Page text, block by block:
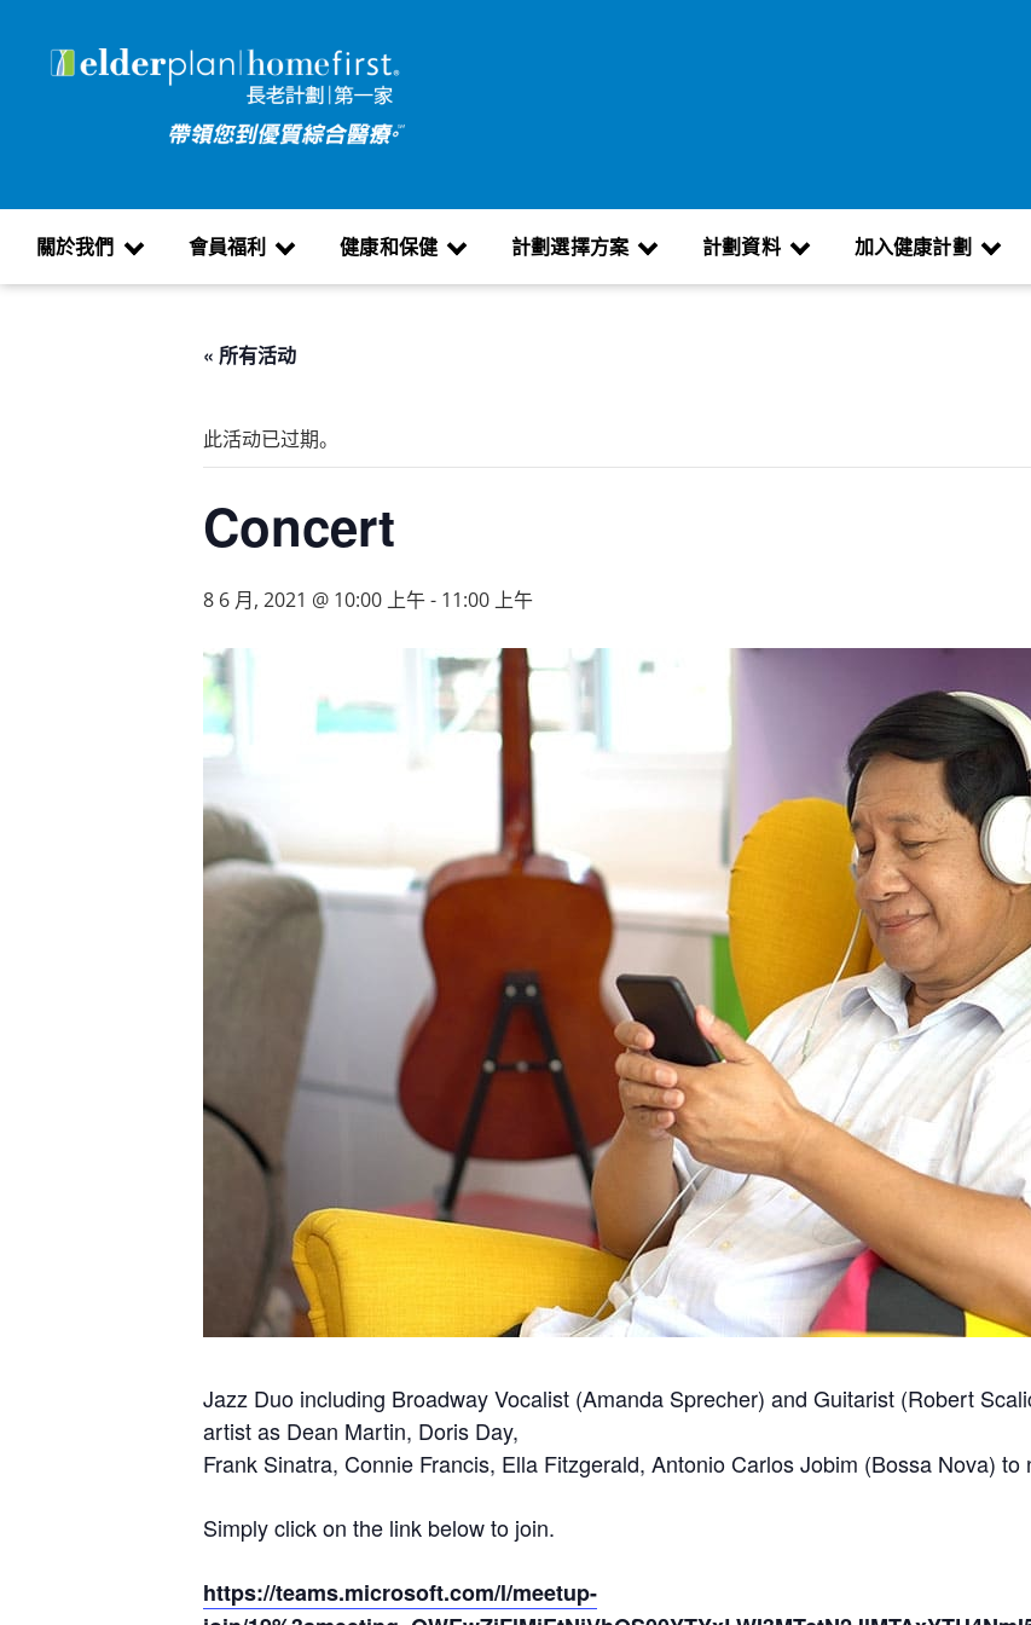
關於我們 會員福利 健康和保健 計劃選擇方案 計劃資料 加入健康計劃
« 所有活动
此活动已过期。
Concert
8 6 月, 2021 @ 10:00 上午- 11:00 上午
Jazz Duo including Broadway Vocalist (Amanda Sprecher) and Guitarist (Robert
artist as Dean Martin, Doris Day,
Frank Sinatra, Connie Francis, Ella Fitzgerald, Antonio Carlos Jobim (Bossa Nova) to
Simply click on the link below to join.
https://teams.microsoft.com/l/meetup-